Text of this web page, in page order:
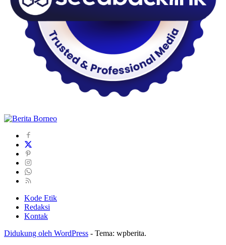
Kode Etik
Redaksi
Kontak
Didukung oleh WordPress - Tema: wpberita.